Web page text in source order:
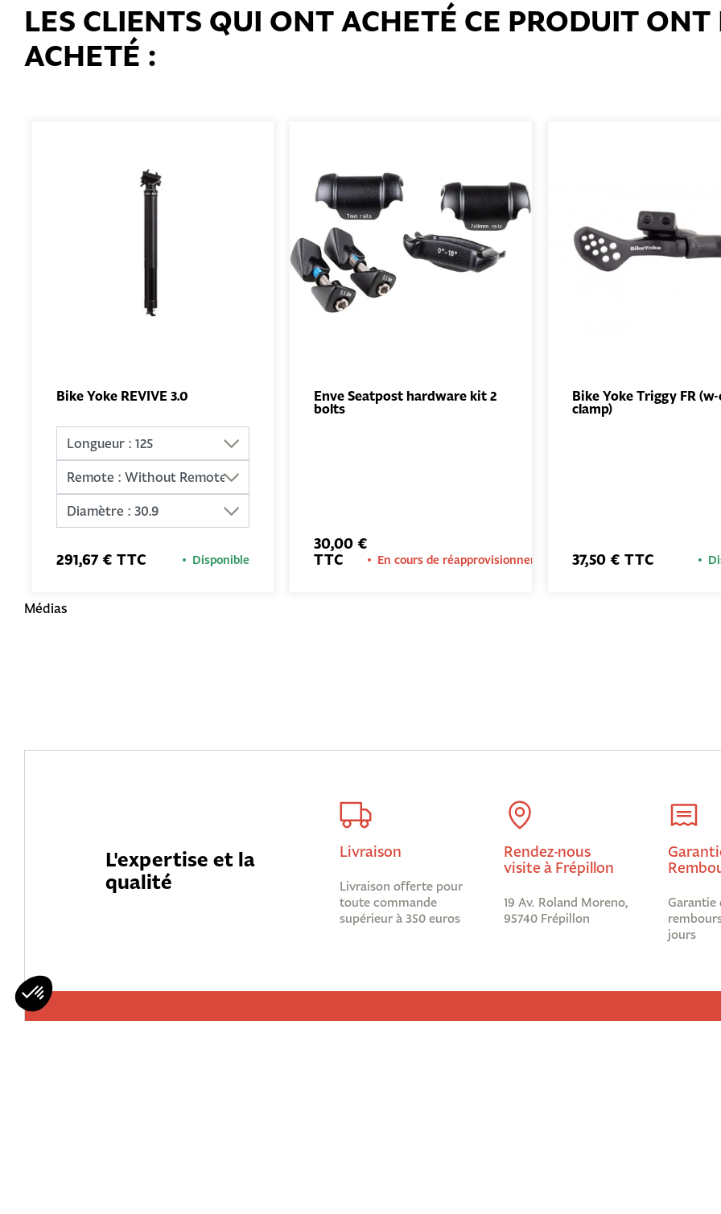
LES CLIENTS QUI ONT ACHETÉ CE PRODUIT
ACHETÉ :
AU PANIER
Bike Yoke REVIVE 3.0
291,67 € TTC Disponible
Enve Seatpost hardware kit 2
bolts
30,00 €
TTC
En cours de réapprovisionnement
Bike Yoke Triggy FR
clamp)
37,50 € TTC
Médias
L'expertise et la
qualité
Livraison
Livraison offerte pour
toute commande
supérieur à 350 euros
Rendez-nous
visite à Frépillon
19 Av. Roland Moreno,
95740 Frépillon
Garantie
jours